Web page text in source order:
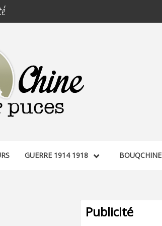
GUERRE 1914 1918 BOUQCHINE
Publicité